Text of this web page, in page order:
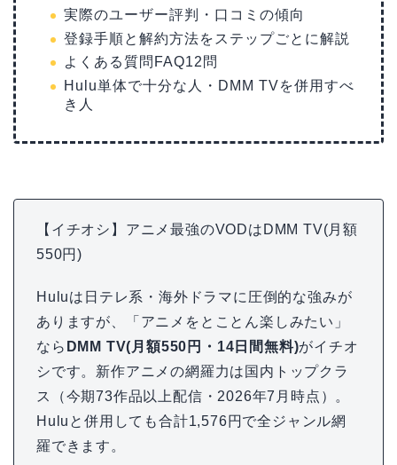
実際のユーザー評判・口コミの傾向
登録手順と解約方法をステップごとに解説
よくある質問FAQ12問
Hulu単体で十分な人・DMM TVを併用すべ
き人
【イチオシ】アニメ最強のVODはDMM TV(月額
550円)
Huluは日テレ系・海外ドラマに圧倒的な強みが
ありますが、「アニメをとことん楽しみたい」
なら DMM TV(月額550円・14日間無料)がイチオ
シです。新作アニメの網羅力は国内トップクラ
ス（今期73作品以上配信・2026年7月時点）。
Huluと併用しても合計1,576円で全ジャンル網
羅できます。